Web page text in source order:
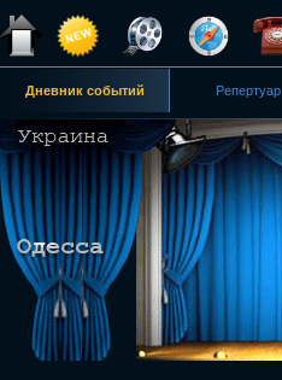
Дневник событий Репертуар